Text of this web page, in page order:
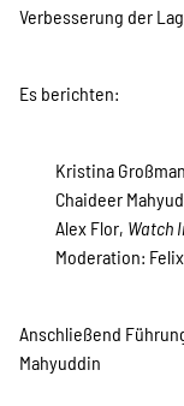
Verbesserung der
Es berichten:
Kristina
Chaideer
Alex Flor, Watch
Moderation:
Anschließend
Mahyuddin